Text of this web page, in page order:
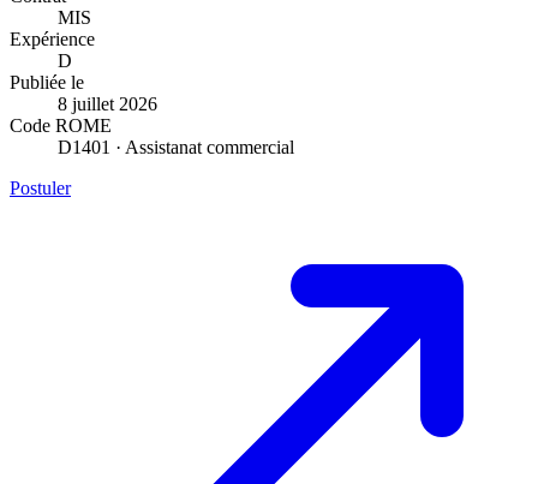
MIS
Expérience
D
Publiée le
8 juillet 2026
Code ROME
D1401 · Assistanat commercial
Postuler